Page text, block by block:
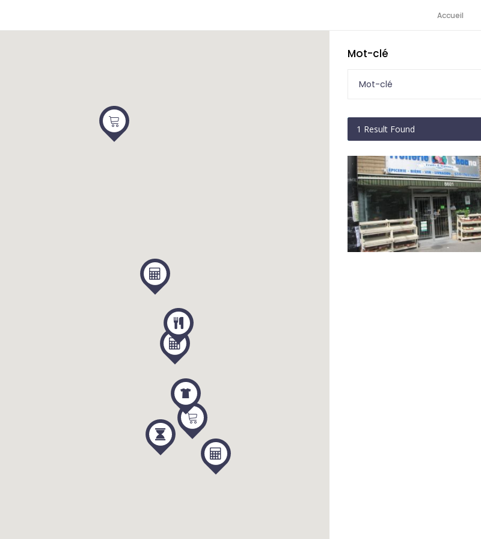
Accueil
Mot-clé
1 Result Found